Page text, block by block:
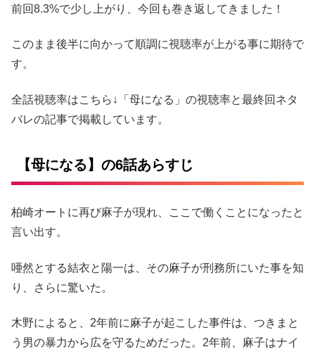
前回8.3%で少し上がり、今回も巻き返してきました！
このまま後半に向かって順調に視聴率が上がる事に期待で
す。
全話視聴率はこちら↓「母になる」の視聴率と最終回ネタ
バレの記事で掲載しています。
【母になる】の6話あらすじ
柏崎オートに再び麻子が現れ、ここで働くことになったと
言い出す。
唖然とする結衣と陽一は、その麻子が刑務所にいた事を知
り、さらに驚いた。
木野によると、2年前に麻子が起こした事件は、つきまと
う男の暴力から広を守るためだった。2年前、麻子はナイ